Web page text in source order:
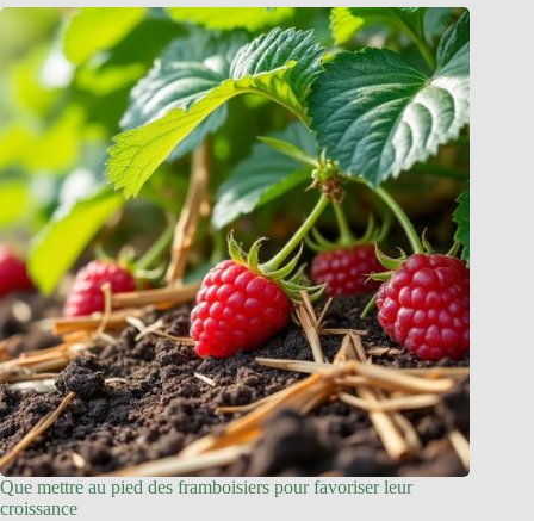
Que mettre au pied des framboisiers pour favoriser leur
croissance